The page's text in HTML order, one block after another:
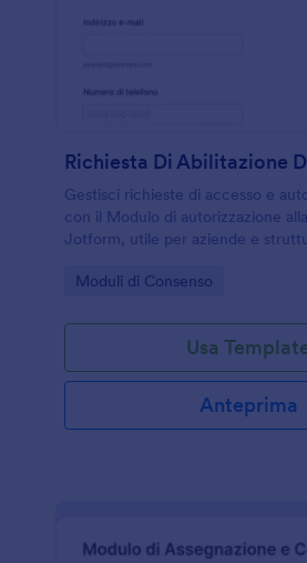
Gestisci richieste di accesso e
con il Modulo di autorizzazione
Jotform, utile per aziende e
in modo chiaro e verificabile.
Go to Category:
Moduli di Consenso
Usa
Anteprima